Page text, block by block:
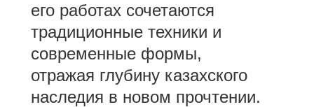
его работах сочетаются
традиционные техники и
современные формы,
отражая глубину казахского
наследия в новом прочтении.